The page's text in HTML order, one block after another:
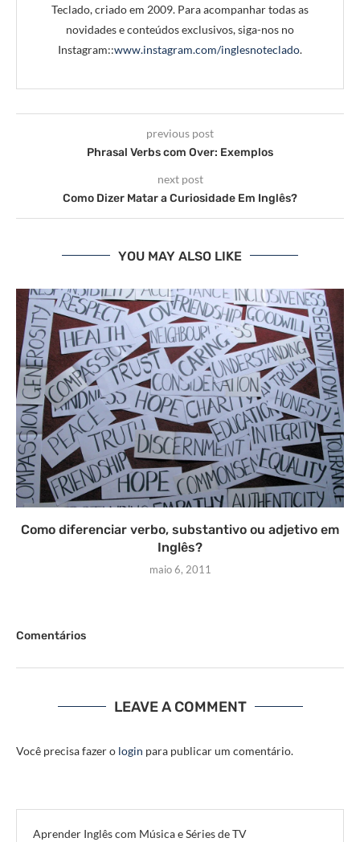
Teclado, criado em 2009. Para acompanhar todas as
novidades e conteúdos exclusivos, siga-nos no
Instagram::www.instagram.com/inglesnoteclado.
previous post
Phrasal Verbs com Over: Exemplos
next post
Como Dizer Matar a Curiosidade Em Inglês?
YOU MAY ALSO LIKE
Como diferenciar verbo, substantivo ou adjetivo em
Inglês?
maio 6, 2011
Comentários
LEAVE A COMMENT
Você precisa fazer o login para publicar um comentário.
Aprender Inglês com Música e Séries de TV